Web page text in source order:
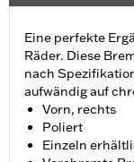
Eine perfekte
Räder. Diese
nach
aufwändig auf
Vorn, rechts
Poliert
Einzeln